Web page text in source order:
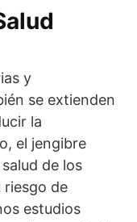
y
se extienden
la
el jengibre
de los
riesgo de
estudios